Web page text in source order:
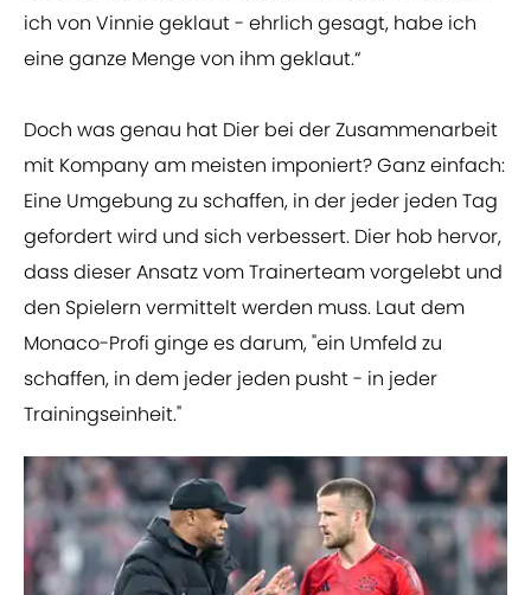
ich von Vinnie geklaut - ehrlich gesagt, habe ich
eine ganze Menge von ihm geklaut.“
Doch was genau hat Dier bei der Zusammenarbeit
mit Kompany am meisten imponiert? Ganz einfach:
Eine Umgebung zu schaffen, in der jeder jeden Tag
gefordert wird und sich verbessert. Dier hob hervor,
dass dieser Ansatz vom Trainerteam vorgelebt und
den Spielern vermittelt werden muss. Laut dem
Monaco-Profi ginge es darum, "ein Umfeld zu
schaffen, in dem jeder jeden pusht - in jeder
Trainingseinheit."